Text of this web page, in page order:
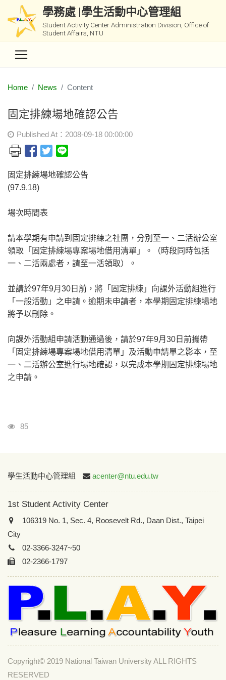
學務處 |學生活動中心管理組
Student Activity Center Administration Division, Office of
Student Affairs, NTU
Home News Content
固定排練場地確認公告
Published At：2008-09-18 00:00:00
固定排練場地確認公告
(97.9.18)
場次時間表
請本學期有申請到固定排練之社團，分別至一、二活辦公室
領取「固定排練場專案場地借用清單」。（時段同時包括
一、二活兩處者，請至一活領取）。
並請於97年9月30日前，將「固定排練」向課外活動組進行
「一般活動」之申請。逾期未申請者，本學期固定排練場地
將予以刪除。
向課外活動組申請活動通過後，請於97年9月30日前攜帶
「固定排練場專案場地借用清單」及活動申請單之影本，至
一、二活辦公室進行場地確認，以完成本學期固定排練場地
之申請。
Visits
85
:::
學生活動中心管理組 acenter@ntu.edu.tw
1st Student Activity Center
106319 No. 1, Sec. 4, Roosevelt Rd., Daan Dist., Taipei
City
02-3366-3247~50
02-2366-1797
Copyright© 2019 National Taiwan University ALL RIGHTS
RESERVED